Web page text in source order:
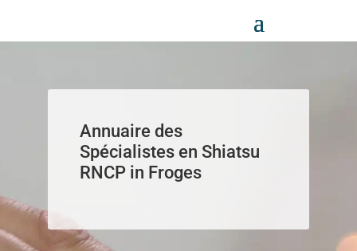
Annuaire des
Spécialistes en Shiatsu
RNCP in Froges